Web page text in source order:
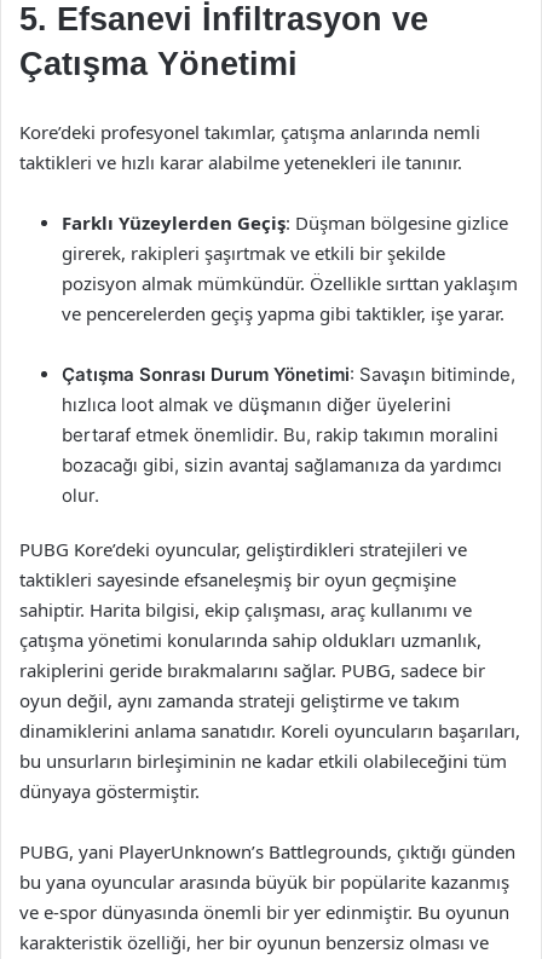
5. Efsanevi İnfiltrasyon ve
Çatışma Yönetimi
Kore’deki profesyonel takımlar, çatışma anlarında nemli
taktikleri ve hızlı karar alabilme yetenekleri ile tanınır.
Farklı Yüzeylerden Geçiş: Düşman bölgesine gizlice
girerek, rakipleri şaşırtmak ve etkili bir şekilde
pozisyon almak mümkündür. Özellikle sırttan yaklaşım
ve pencerelerden geçiş yapma gibi taktikler, işe yarar.
Çatışma Sonrası Durum Yönetimi: Savaşın bitiminde,
hızlıca loot almak ve düşmanın diğer üyelerini
bertaraf etmek önemlidir. Bu, rakip takımın moralini
bozacağı gibi, sizin avantaj sağlamanıza da yardımcı
olur.
PUBG Kore’deki oyuncular, geliştirdikleri stratejileri ve
taktikleri sayesinde efsaneleşmiş bir oyun geçmişine
sahiptir. Harita bilgisi, ekip çalışması, araç kullanımı ve
çatışma yönetimi konularında sahip oldukları uzmanlık,
rakiplerini geride bırakmalarını sağlar. PUBG, sadece bir
oyun değil, aynı zamanda strateji geliştirme ve takım
dinamiklerini anlama sanatıdır. Koreli oyuncuların başarıları,
bu unsurların birleşiminin ne kadar etkili olabileceğini tüm
dünyaya göstermiştir.
PUBG, yani PlayerUnknown’s Battlegrounds, çıktığı günden
bu yana oyuncular arasında büyük bir popülarite kazanmış
ve e-spor dünyasında önemli bir yer edinmiştir. Bu oyunun
karakteristik özelliği, her bir oyunun benzersiz olması ve